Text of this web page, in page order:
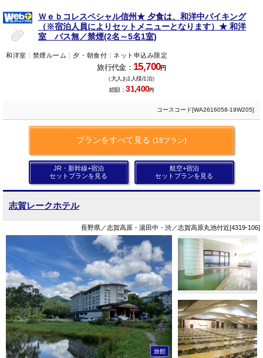
Ｗｅｂコレスペシャル信州★ 夕食は、和洋中バイキング
（※宿泊人員によりセットメニューとなります）★ 和洋
室 バス無／禁煙(2名～5名1室)
和洋室 禁煙ルーム 夕・朝食付 ネット申込み限定
旅行代金： 15,700円
（大人お1人様/1泊）
総額：31,400円
コースコード[WA2616058-19W205]
プランをすべて見る (18プラン)
JR・新幹線+宿泊
セットプランを見る
航空+宿泊
セットプランを見る
志賀レークホテル
長野県／志賀高原・湯田中・渋／志賀高原丸池付近[4319-106]
旅館